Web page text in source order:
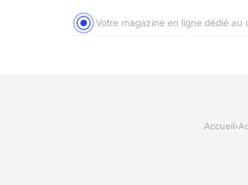
Votre magazine en ligne dédié
Accueil›